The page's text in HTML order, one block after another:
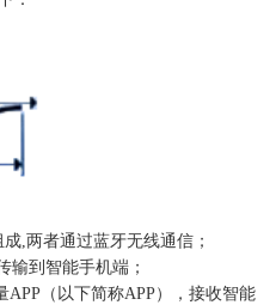
,两者通过蓝牙无线通信；
输到智能手机端；
APP（以下简称APP），接收智能